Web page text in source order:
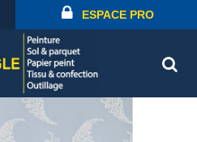
ESPACE PRO